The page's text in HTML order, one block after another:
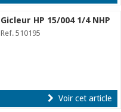
Gicleur HP 15/004 1/4 NHP
Ref. 510195
Voir cet article